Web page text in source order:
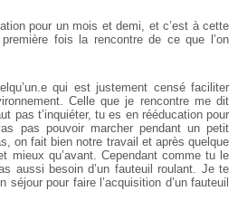
pour un mois et demi, et c’est à cette
fois la rencontre de ce que l’on
qui est justement censé faciliter
Celle que je rencontre me dit
pas t’inquiéter, tu es en rééducation pour
pas pouvoir marcher pendant un petit
on fait bien notre travail et après quelque
mieux qu’avant. Cependant comme tu le
aussi besoin d’un fauteuil roulant. Je te
pour faire l’acquisition d’un fauteuil